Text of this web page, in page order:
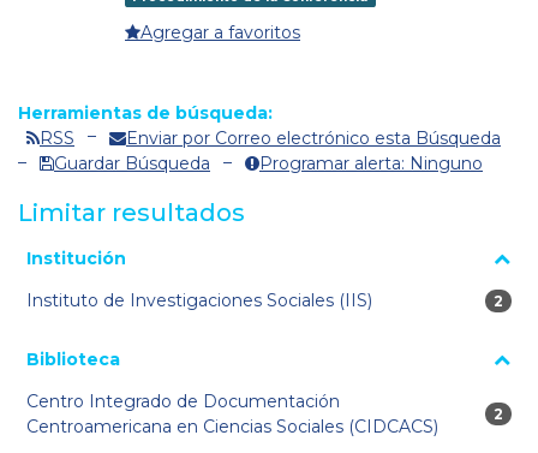
Agregar a favoritos
Herramientas de búsqueda:
RSS
Enviar por Correo electrónico esta Búsqueda
Guardar Búsqueda
Programar alerta: Ninguno
Limitar resultados
La página se volverá a cargar cuando se seleccione o excluya
Institución
Instituto de Investigaciones Sociales (IIS)
2
2
Biblioteca
Centro Integrado de Documentación
Centroamericana en Ciencias Sociales (CIDCACS)
2
2